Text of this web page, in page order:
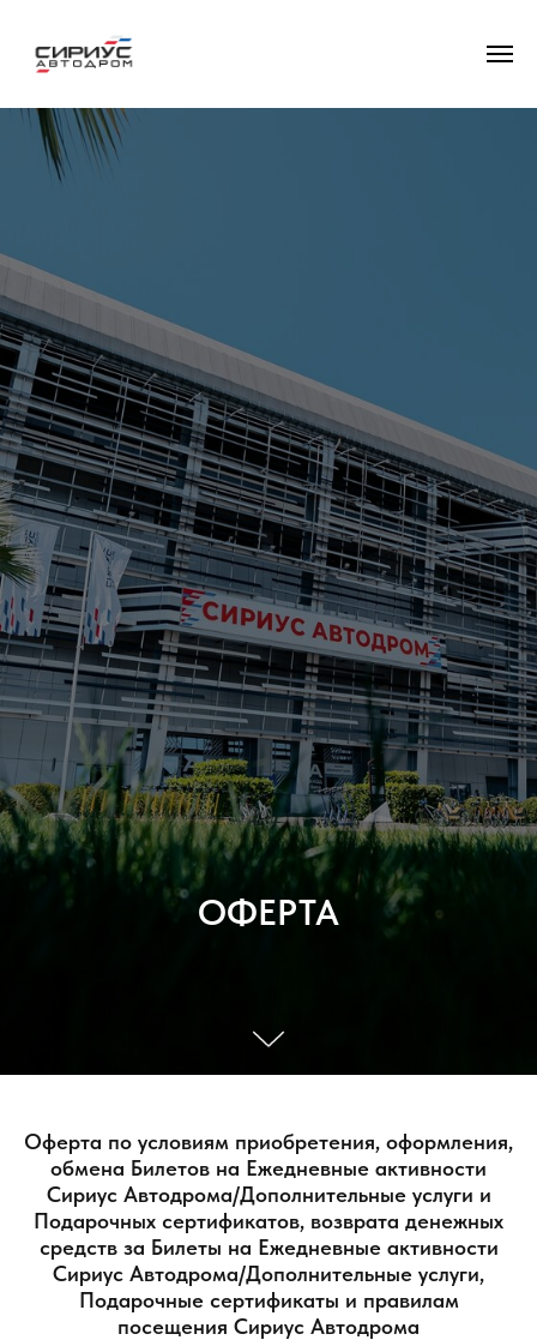
ОФЕРТА
Оферта по условиям приобретения, оформления,
обмена Билетов на Ежедневные активности
Сириус Автодрома/Дополнительные услуги и
Подарочных сертификатов, возврата денежных
средств за Билеты на Ежедневные активности
Сириус Автодрома/Дополнительные услуги,
Подарочные сертификаты и правилам
посещения Сириус Автодрома